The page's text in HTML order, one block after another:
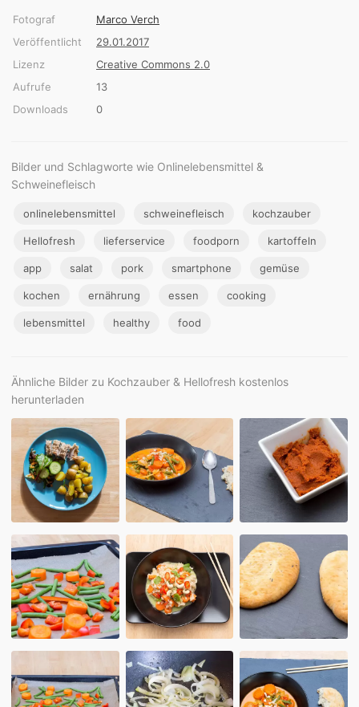
Fotograf
Marco Verch
Veröffentlicht
29.01.2017
Lizenz
Creative Commons 2.0
Aufrufe
13
Downloads
0
Bilder und Schlagworte wie Onlinelebensmittel &
Schweinefleisch
onlinelebensmittel schweinefleisch kochzauber
Hellofresh lieferservice foodporn kartoffeln
app salat pork smartphone gemüse
kochen ernährung essen cooking
lebensmittel healthy food
Ähnliche Bilder zu Kochzauber & Hellofresh kostenlos
herunterladen